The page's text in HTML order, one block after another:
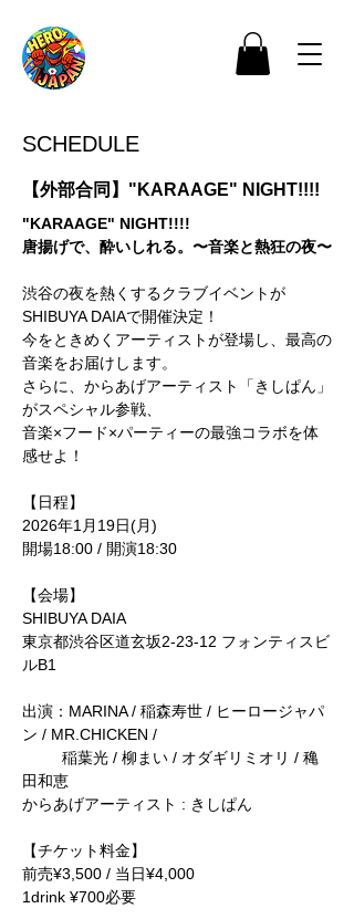
SCHEDULE
【外部合同】"KARAAGE" NIGHT!!!!
"KARAAGE" NIGHT!!!!
唐揚げで、酔いしれる。〜音楽と熱狂の夜〜
渋谷の夜を熱くするクラブイベントが
SHIBUYA DAIAで開催決定！
今をときめくアーティストが登場し、最高の
音楽をお届けします。
さらに、からあげアーティスト「きしぱん」
がスペシャル参戦、
音楽×フード×パーティーの最強コラボを体
感せよ！
【日程】
2026年1月19日(月)
開場18:00 / 開演18:30
【会場】
SHIBUYA DAIA
東京都渋谷区道玄坂2-23-12 フォンティスビ
ルB1
出演：MARINA / 稲森寿世 / ヒーロージャパ
ン / MR.CHICKEN /
田和恵
からあげアーティスト : きしぱん
【チケット料金】
前売¥3,500 / 当日¥4,000
1drink ¥700必要